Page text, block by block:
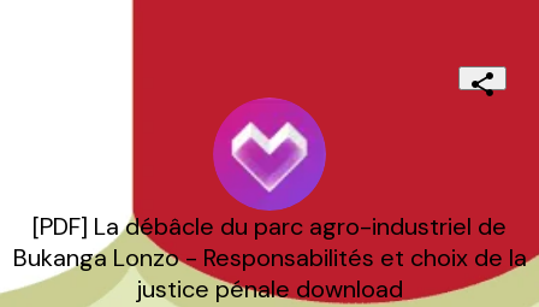
[PDF] La débâcle du parc agro-industriel de
Bukanga Lonzo - Responsabilités et choix de la
justice pénale download